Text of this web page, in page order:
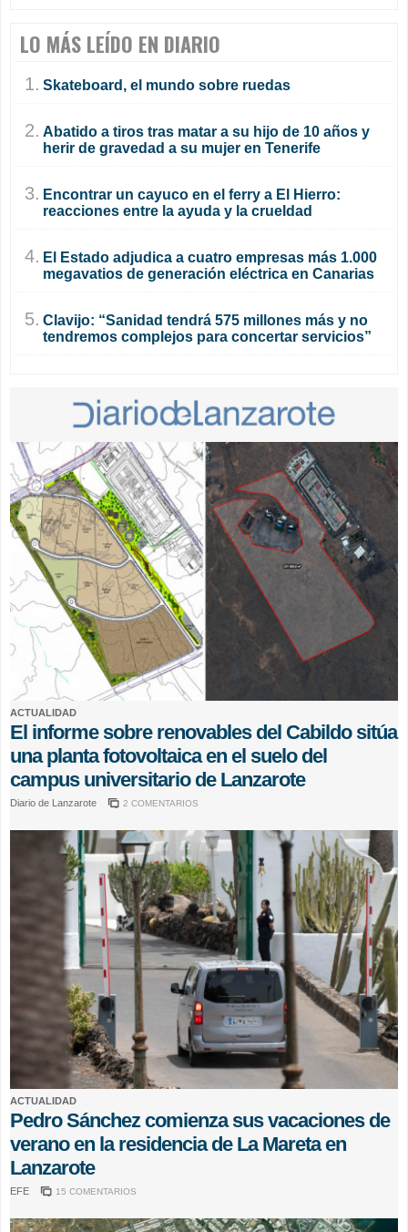
LO MÁS LEÍDO EN DIARIO
1. Skateboard, el mundo sobre ruedas
2. Abatido a tiros tras matar a su hijo de 10 años y
herir de gravedad a su mujer en Tenerife
3. Encontrar un cayuco en el ferry a El Hierro:
reacciones entre la ayuda y la crueldad
4. El Estado adjudica a cuatro empresas más 1.000
megavatios de generación eléctrica en Canarias
5. Clavijo: “Sanidad tendrá 575 millones más y no
tendremos complejos para concertar servicios”
ACTUALIDAD
El informe sobre renovables del Cabildo sitúa
una planta fotovoltaica en el suelo del
campus universitario de Lanzarote
Diario de Lanzarote 2 COMENTARIOS
ACTUALIDAD
Pedro Sánchez comienza sus vacaciones de
verano en la residencia de La Mareta en
Lanzarote
EFE 15 COMENTARIOS